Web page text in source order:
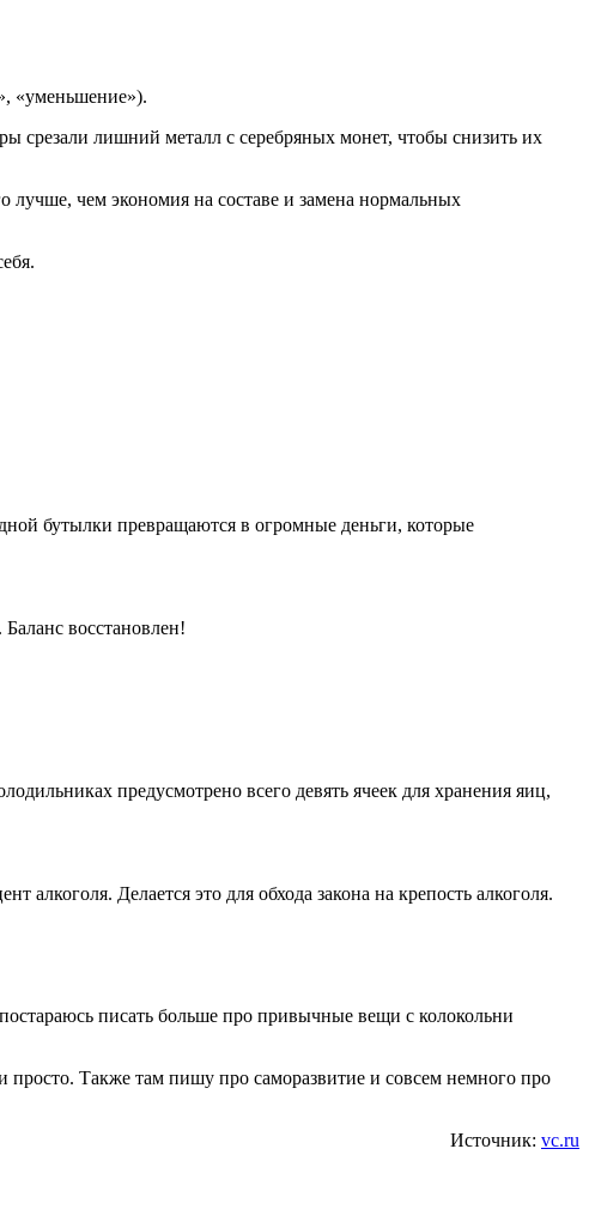
«уменьшение»).
срезали лишний металл с серебряных монет, чтобы снизить их
лучше, чем экономия на составе и замена нормальных
бутылки превращаются в огромные деньги, которые
восстановлен!
предусмотрено всего девять ячеек для хранения яиц,
Делается это для обхода закона на крепость алкоголя.
писать больше про привычные вещи с колокольни
просто. Также там пишу про саморазвитие и совсем немного про
Источник: vc.ru